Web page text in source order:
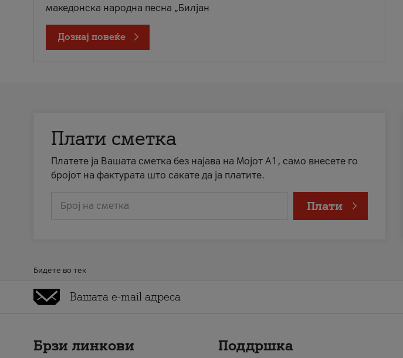
македонска народна песна „Билјан
Дознај повеќе
Плати сметка
Платете ја Вашата сметка без најава на Мојот А1, само внесете го
бројот на фактурата што сакате да ја платите.
Број на сметка Плати
Бидете во тек
Брзи линкови Поддршка